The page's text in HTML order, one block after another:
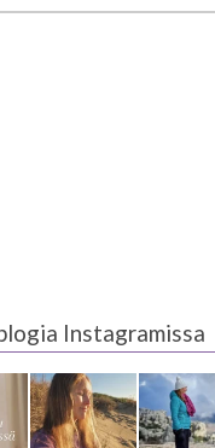
Instagramissa